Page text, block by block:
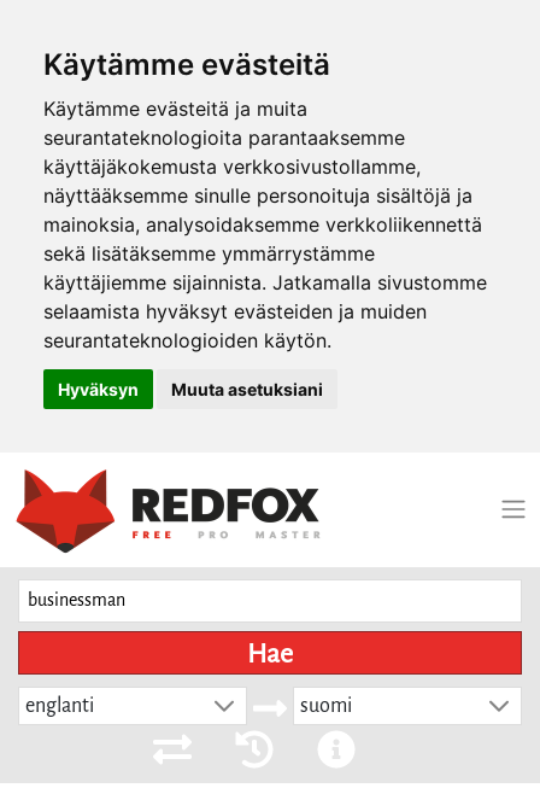
Käytämme evästeitä
Käytämme evästeitä ja muita
seurantateknologioita parantaaksemme
käyttäjäkokemusta verkkosivustollamme,
näyttääksemme sinulle personoituja sisältöjä ja
mainoksia, analysoidaksemme verkkoliikennettä
sekä lisätäksemme ymmärrystämme
käyttäjiemme sijainnista. Jatkamalla sivustomme
selaamista hyväksyt evästeiden ja muiden
seurantateknologioiden käytön.
Hyväksyn Muuta asetuksiani
Hae
englanti suomi